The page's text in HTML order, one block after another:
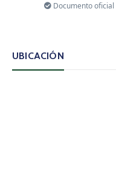
Documento oficial
UBICACIÓN